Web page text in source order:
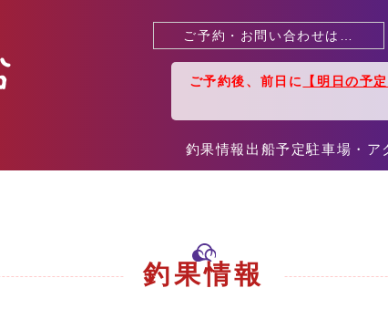
ご予約・お問い合わせは…
ご予約後、前日に 【明日の予
釣果情報 出船予定駐車場・ア
釣果情報